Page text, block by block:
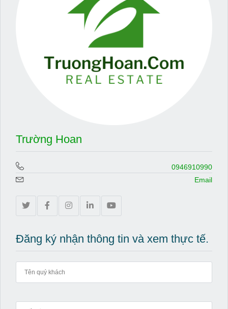
Trường Hoan
0946910990
Email
Đăng ký nhận thông tin và xem thực tế.